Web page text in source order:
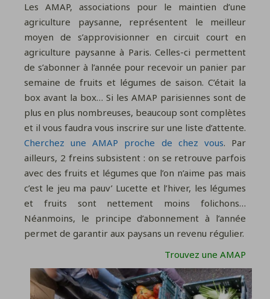
Les AMAP, associations pour le maintien d’une
agriculture paysanne, représentent le meilleur
moyen de s’approvisionner en circuit court en
agriculture paysanne à Paris. Celles-ci permettent
de s’abonner à l’année pour recevoir un panier par
semaine de fruits et légumes de saison. C’était la
box avant la box… Si les AMAP parisiennes sont de
plus en plus nombreuses, beaucoup sont complètes
et il vous faudra vous inscrire sur une liste d’attente.
Cherchez une AMAP proche de chez vous. Par
ailleurs, 2 freins subsistent : on se retrouve parfois
avec des fruits et légumes que l’on n’aime pas mais
c’est le jeu ma pauv’ Lucette et l’hiver, les légumes
et fruits sont nettement moins folichons…
Néanmoins, le principe d’abonnement à l’année
permet de garantir aux paysans un revenu régulier.
Trouvez une AMAP